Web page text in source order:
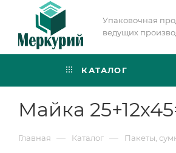
Упаковочная
ведущих
КАТАЛОГ
Майка
Главная — Каталог — Пакеты,